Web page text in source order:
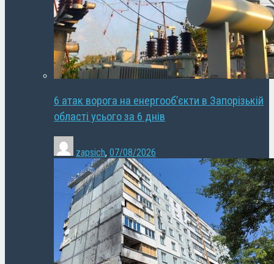
6 атак ворога на енергооб’єкти в Запорізькій
області усього за 6 днів
zapsich, 07/08/2026